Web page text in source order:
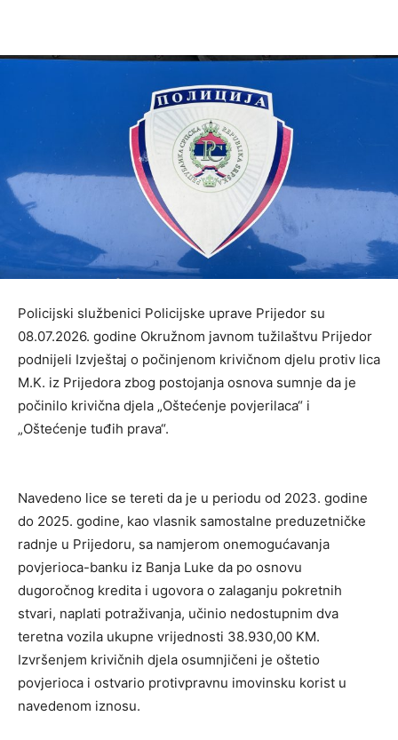
Policijski službenici Policijske uprave Prijedor su
08.07.2026. godine Okružnom javnom tužilaštvu Prijedor
podnijeli Izvještaj o počinjenom krivičnom djelu protiv lica
M.K. iz Prijedora zbog postojanja osnova sumnje da je
počinilo krivična djela „Oštećenje povjerilaca“ i
„Oštećenje tuđih prava“.
Navedeno lice se tereti da je u periodu od 2023. godine
do 2025. godine, kao vlasnik samostalne preduzetničke
radnje u Prijedoru, sa namjerom onemogućavanja
povjerioca-banku iz Banja Luke da po osnovu
dugoročnog kredita i ugovora o zalaganju pokretnih
stvari, naplati potraživanja, učinio nedostupnim dva
teretna vozila ukupne vrijednosti 38.930,00 KM.
Izvršenjem krivičnih djela osumnjičeni je oštetio
povjerioca i ostvario protivpravnu imovinsku korist u
navedenom iznosu.